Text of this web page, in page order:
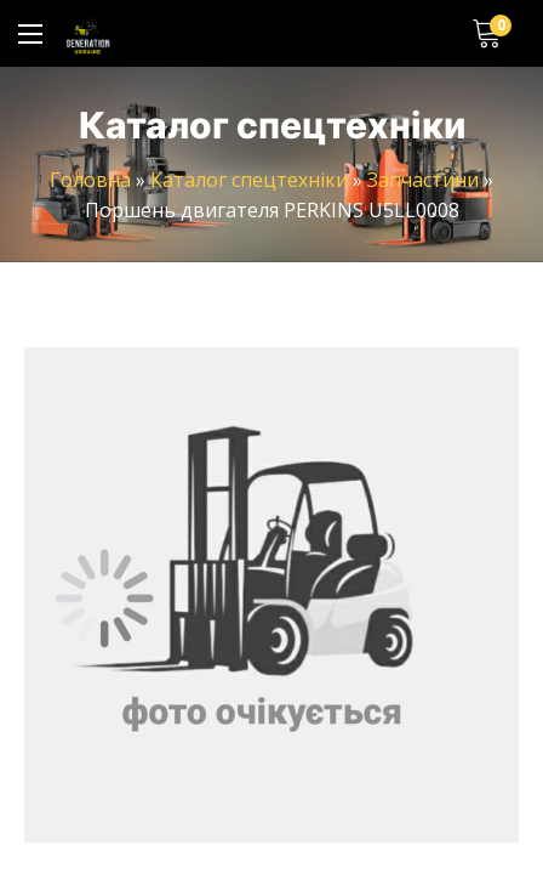
0
Каталог спецтехніки
Головна»Каталог спецтехніки»Запчастини»
Поршень двигателя PERKINS U5LL0008